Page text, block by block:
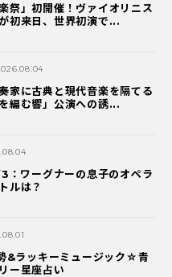
祭」初開催！ヴァイオリニス
初来日、世界初演で...
家に古典と現代音楽を隔てる
編む響」公演への誘...
ワーグナーの息子のオペラ
ルは？
ラッキーミュージック☆青
ー星座占い